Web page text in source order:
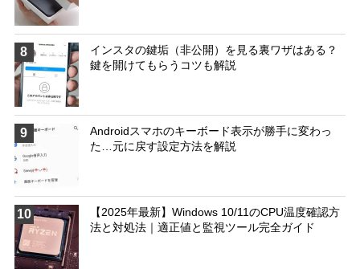
8
インスタの鍵垢（非公開）を見る裏ワザはある？
鍵を開けてもらうコツも解説
9
Androidスマホのキーボード表示が勝手に変わっ
た…元に戻す設定方法を解説
10
【2025年最新】Windows 10/11のCPU温度確認方
法と対処法｜適正値と監視ツール完全ガイド